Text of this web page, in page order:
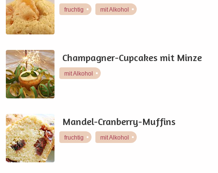
fruchtig mit Alkohol
Champagner-Cupcakes mit Minze
mit Alkohol
Mandel-Cranberry-Muffins
fruchtig mit Alkohol